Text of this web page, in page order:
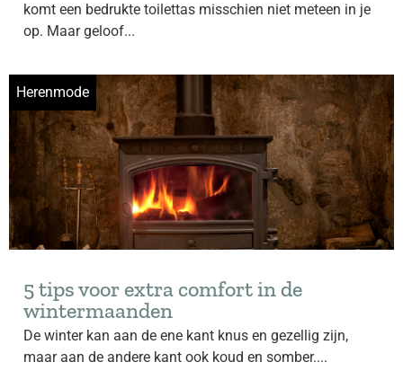
komt een bedrukte toilettas misschien niet meteen in je
op. Maar geloof...
Herenmode
5 tips voor extra comfort in de
wintermaanden
De winter kan aan de ene kant knus en gezellig zijn,
maar aan de andere kant ook koud en somber....